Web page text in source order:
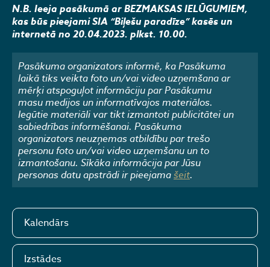
N.B. Ieeja pasākumā ar BEZMAKSAS IELŪGUMIEM,
kas būs pieejami SIA “Biļešu paradīze” kasēs un
internetā no 20.04.2023. plkst. 10.00.
Pasākuma organizators informē, ka Pasākuma
laikā tiks veikta foto un/vai video uzņemšana ar
mērķi atspoguļot informāciju par Pasākumu
masu medijos un informatīvajos materiālos.
Iegūtie materiāli var tikt izmantoti publicitātei un
sabiedrības informēšanai. Pasākuma
organizators neuzņemas atbildību par trešo
personu foto un/vai video uzņemšanu un to
izmantošanu. Sīkāka informācija par Jūsu
personas datu apstrādi ir pieejamašeit.
Kalendārs
Izstādes